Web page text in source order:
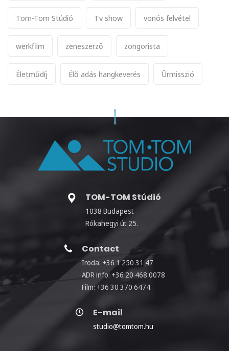
Tom-Tom Stúdió Tv show vonós felvétel
werkfilm zeneszerző zongorista
Életműdíj Élő adás hangkeverés Űrmisszió
TOM-TOM Stúdió
1038 Budapest
Rókahegyi út 25.
Contact
Iroda: +36 1 250 31 47
ADR info: +36 20 468 0078
Film: +36 30 370 6474
E-mail
studio@tomtom.hu